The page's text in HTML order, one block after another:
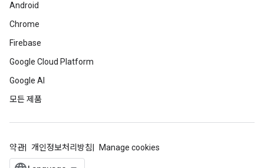
Android
Chrome
Firebase
Google Cloud Platform
Google AI
모든 제품
약관 개인정보처리방침 Manage cookies